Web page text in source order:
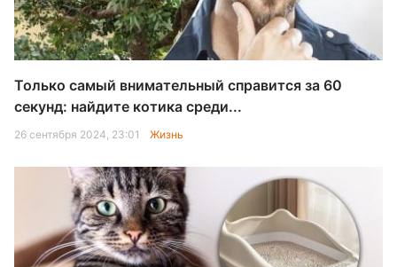
Только самый внимательный справится за 60
секунд: найдите котика среди...
26 сентября 2024, 23:01 Жизнь